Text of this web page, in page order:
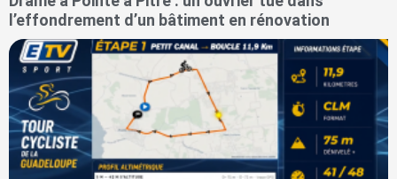
l’effondrement d’un bâtiment en rénovation